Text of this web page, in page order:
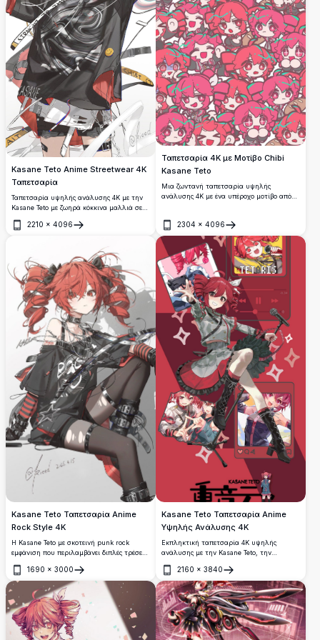
Kasane Teto Anime Streetwear 4K
Ταπετσαρία
Ταπετσαρία υψηλής ανάλυσης 4K με την
Kasane Teto με ζωηρά κόκκινα μαλλιά σε
ένα στιλάτο μαύρο oversized μπλουζάκι
αιωρούμενα στοιχεία κειμένου και αστική
αισθητική.
2210 × 4096
Άνοιγμα
Ταπετσαρία 4K με Μοτίβο Chibi
Kasane Teto
Μια ζωντανή ταπετσαρία υψηλής
ανάλυσης 4K με ένα υπέροχο μοτίβο από
αποχρώσεις είναι πυκνά τοποθετημένοι με
εκφραστικά πρόσωπα και τυρκουάζ
τονισμούς στα μαλλιά, ιδανικό για τους
λάτρεις του anime.
2304 × 4096
Άνοιγμα
Kasane Teto Ταπετσαρία Anime
Rock Style 4K
Η Kasane Teto με σκοτεινή punk rock
εμφάνιση που περιλαμβάνει διπλές τρέσες
μπουφάν, δερμάτινες ιμάντες και κάλτσες
μέχρι τον μηρό. Τολμηρή αισθητική
κόκκινου και μαύρου με edgy αξεσουάρ
και στάση.
1690 × 3000
Άνοιγμα
Kasane Teto Ταπετσαρία Anime
Υψηλής Ανάλυσης 4K
Εκπληκτική ταπετσαρία 4K υψηλής
ανάλυσης με την Kasane Teto, την
εμβληματική εικονική τραγουδίστρια
UTAU, σε δυναμική πόζα κρατώντας
μικρόφωνο. Ο χαρακτήρας με κόκκινα
μαλλιά παρουσιάζεται σε πολλαπλά
καλλιτεχνικά στυλ με ζωντανό κόκκινο
φόντο.
2160 × 3840
Άνοιγμα